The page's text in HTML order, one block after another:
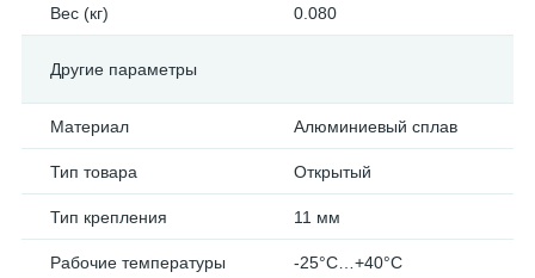
Вес (кг) 0.080
Другие параметры
Материал Алюминиевый сплав
Тип товара Открытый
Тип крепления 11 мм
Рабочие температуры -25°С…+40°С